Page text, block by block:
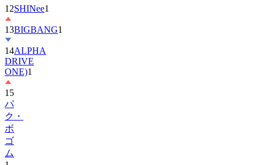
12SHINee1
13BIGBANG1
14ALPHA
DRIVE
ONE)1
15
パ
ク・
ボ
ゴ
ム